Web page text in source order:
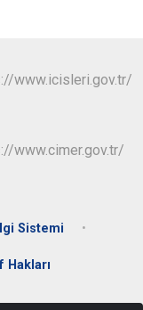
Sistemi
Hakları